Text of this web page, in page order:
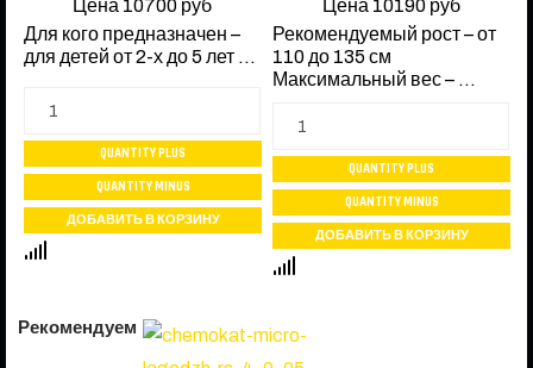
Цена 10700 руб
Для кого предназначен –
для детей от 2-х до 5 лет ...
Цена 10190 руб
Рекомендуемый рост – от
110 до 135 см
Максимальный вес – ...
Рекомендуем